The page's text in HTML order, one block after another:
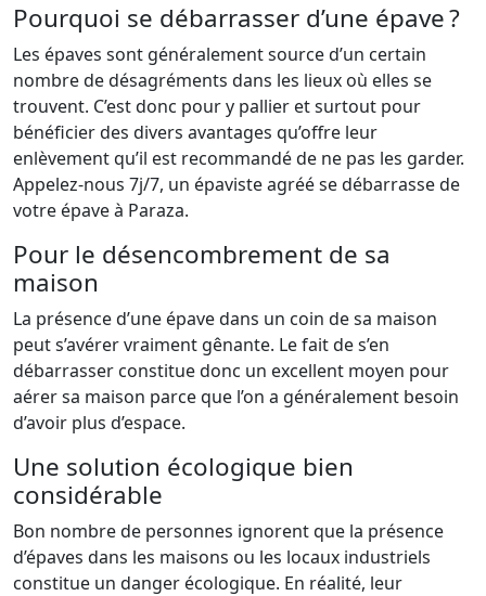
Pourquoi se débarrasser d’une épave ?
Les épaves sont généralement source d’un certain
nombre de désagréments dans les lieux où elles se
trouvent. C’est donc pour y pallier et surtout pour
bénéficier des divers avantages qu’offre leur
enlèvement qu’il est recommandé de ne pas les garder.
Appelez-nous 7j/7, un épaviste agréé se débarrasse de
votre épave à Paraza.
Pour le désencombrement de sa
maison
La présence d’une épave dans un coin de sa maison
peut s’avérer vraiment gênante. Le fait de s’en
débarrasser constitue donc un excellent moyen pour
aérer sa maison parce que l’on a généralement besoin
d’avoir plus d’espace.
Une solution écologique bien
considérable
Bon nombre de personnes ignorent que la présence
d’épaves dans les maisons ou les locaux industriels
constitue un danger écologique. En réalité, leur